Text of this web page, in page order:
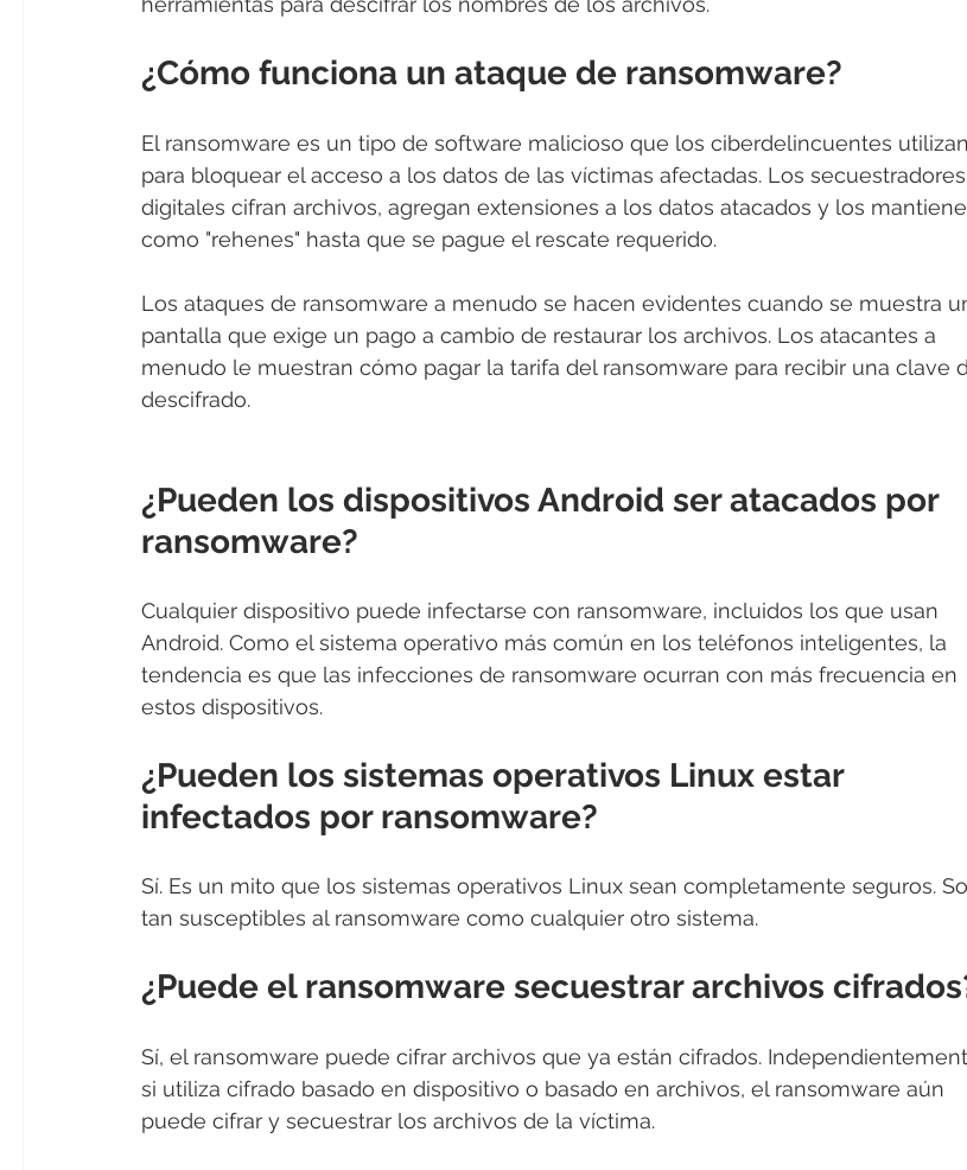
¿Cómo funciona un ataque de ransomware?
El ransomware es un tipo de software malicioso que los ciberdelincuentes utilizan
para bloquear el acceso a los datos de las víctimas afectadas. Los secuestradores
digitales cifran archivos, agregan extensiones a los datos atacados y los
como "rehenes" hasta que se pague el rescate requerido.
Los ataques de ransomware a menudo se hacen evidentes cuando se muestra
pantalla que exige un pago a cambio de restaurar los archivos. Los atacantes a
menudo le muestran cómo pagar la tarifa del ransomware para recibir una clave
descifrado.
¿Pueden los dispositivos Android ser atacados por
ransomware?
Cualquier dispositivo puede infectarse con ransomware, incluidos los que usan
Android. Como el sistema operativo más común en los teléfonos inteligentes, la
tendencia es que las infecciones de ransomware ocurran con más frecuencia en
estos dispositivos.
¿Pueden los sistemas operativos Linux estar
infectados por ransomware?
Sí. Es un mito que los sistemas operativos Linux sean completamente seguros.
tan susceptibles al ransomware como cualquier otro sistema.
¿Puede el ransomware secuestrar archivos
Sí, el ransomware puede cifrar archivos que ya están cifrados.
si utiliza cifrado basado en dispositivo o basado en archivos, el ransomware aún
puede cifrar y secuestrar los archivos de la víctima.